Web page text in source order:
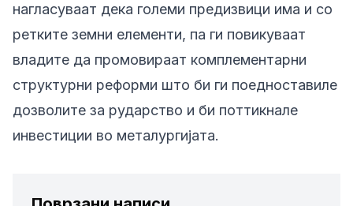
нагласуваат дека големи предизвици има и со
ретките земни елементи, па ги повикуваат
владите да промовираат комплементарни
структурни реформи што би ги поедноставиле
дозволите за рударство и би поттикнале
инвестиции во металургијата.